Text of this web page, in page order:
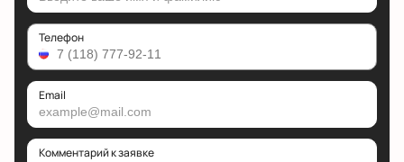
Телефон
Email
Комментарий к заявке